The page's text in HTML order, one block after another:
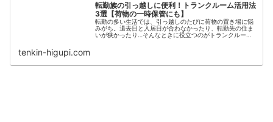
転勤族の引っ越しに便利！トランクルーム活用法
3選【荷物の一時保管にも】
転勤の多い生活では、引っ越しのたびに荷物の置き場に悩
みがち。退去日と入居日が合わなかったり、転勤先の住ま
いが狭かったり…そんなときに役立つのがトランクルー
tenkin-higupi.com